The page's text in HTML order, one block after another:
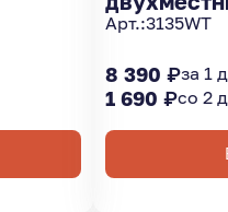
Арт.:3135WT
8 390 ₽за 1
1 690 ₽со 2